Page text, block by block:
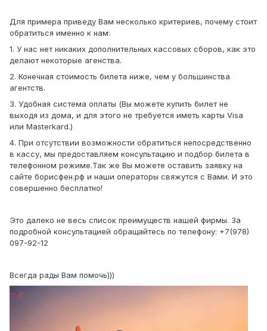
Для примера приведу Вам несколько критериев, почему стоит
обратиться именно к нам:
1. У нас нет никаких дополнительных кассовых сборов, как это
делают некоторые агенства.
2. Конечная стоимость билета ниже, чем у большинства
агентств.
3. Удобная система оплаты (Вы можете купить билет не
выходя из дома, и для этого не требуется иметь карты Visa
или Masterkard.)
4. При отсутствии возможности обратиться непосредственно
в кассу, мы предоставляем консультацию и подбор билета в
телефонном режиме.Так же Вы можете оставить заявку на
сайте борисфен.рф и наши операторы свяжутся с Вами. И это
совершенно бесплатно!
Это далеко не весь список преимуществ нашей фирмы. За
подробной консультацией обращайтесь по телефону: +7(978)
097-92-12
Всегда рады Вам помочь)))